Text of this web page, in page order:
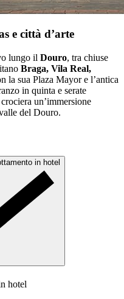
e città d’arte
lungo il Douro, tra chiuse
Braga, Vila Real,
la sua Plaza Mayor e l’antica
in quinta e serate
un’immersione
del Douro.
in hotel
hotel